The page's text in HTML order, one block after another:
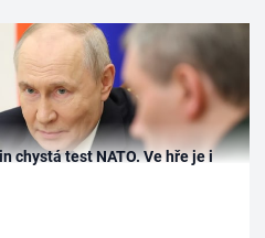
chystá test NATO. Ve hře je i